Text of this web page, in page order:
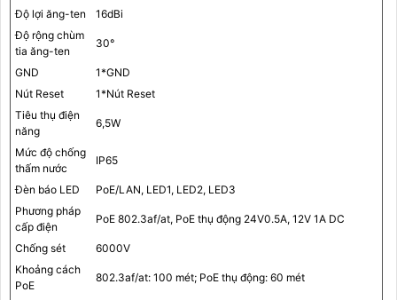
Độ lợi ăng-ten
16dBi
Độ rộng chùm
tia ăng-ten
30°
GND
1*GND
Nút Reset
1*Nút Reset
Tiêu thụ điện
năng
6,5W
Mức độ chống
thấm nước
IP65
Đèn báo LED
PoE/LAN, LED1, LED2, LED3
Phương pháp
cấp điện
PoE 802.3af/at, PoE thụ động 24V0.5A, 12V 1A DC
Chống sét
6000V
Khoảng cách
PoE
802.3af/at: 100 mét; PoE thụ động: 60 mét